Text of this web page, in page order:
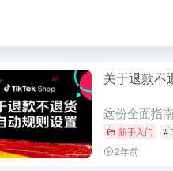
关于退款不
新手入门 #
2年前